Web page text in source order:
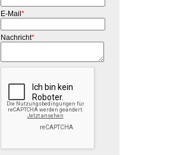
E-Mail *
Nachricht*